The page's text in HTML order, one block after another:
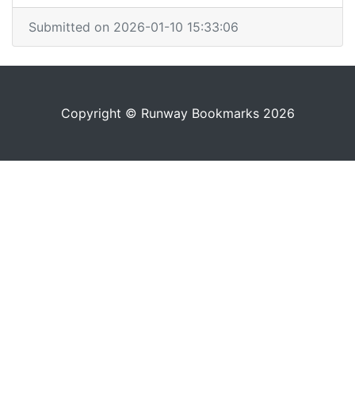
Submitted on 2026-01-10 15:33:06
Copyright © Runway Bookmarks 2026